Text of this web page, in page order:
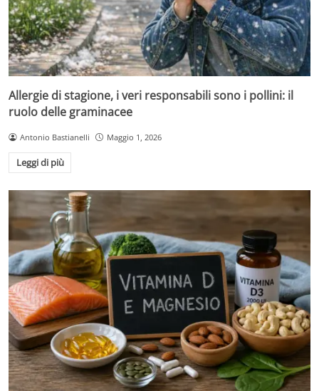
Allergie di stagione, i veri responsabili sono i pollini: il
ruolo delle graminacee
Antonio Bastianelli Maggio 1, 2026
Leggi di più